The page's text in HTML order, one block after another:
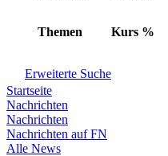
Themen Kurs %
Erweiterte Suche
Startseite
Nachrichten
Nachrichten
Nachrichten auf FN
Alle News